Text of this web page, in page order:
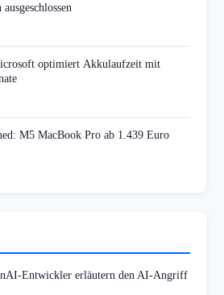
optimiert Akkulaufzeit mit
M5 MacBook Pro ab 1.439 Euro
Entwickler erläutern den AI-Angriff